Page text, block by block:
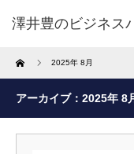
澤井豊のビジネス
Home 2025年 8月
アーカイブ：2025年 8